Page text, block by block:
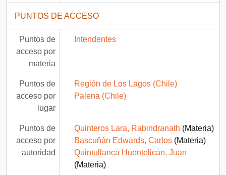
PUNTOS DE ACCESO
Puntos de
acceso por
materia
Intendentes
Puntos de
acceso por
lugar
Región de Los Lagos (Chile)
Palena (Chile)
Puntos de
acceso por
autoridad
Quinteros Lara, Rabindranath (Materia)
Bascuñán Edwards, Carlos(Materia)
Quintullanca Huentelicán, Juan
(Materia)